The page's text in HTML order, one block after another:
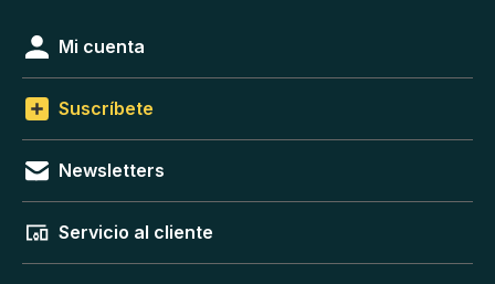
Mi cuenta
Suscríbete
Newsletters
Servicio al cliente